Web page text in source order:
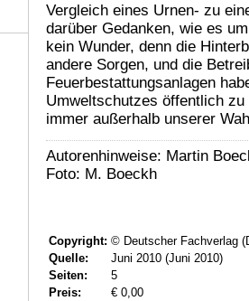
Vergleich eines Urnen- zu
darüber Gedanken, wie es
kein Wunder, denn die
andere Sorgen, und die
Feuerbestattungsanlagen
Umweltschutzes öffentlich
immer außerhalb unserer
Autorenhinweise: Martin
Foto: M. Boeckh
Copyright: © Deutscher Fachverlag
Quelle:
Juni 2010 (Juni 2010)
Seiten:
5
Preis:
€ 0,00